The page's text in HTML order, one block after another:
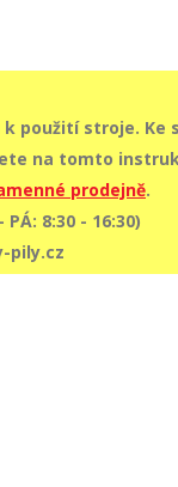
k použití stroje. Ke
na tomto
prodejně.
8:30 - 16:30)
pily.cz